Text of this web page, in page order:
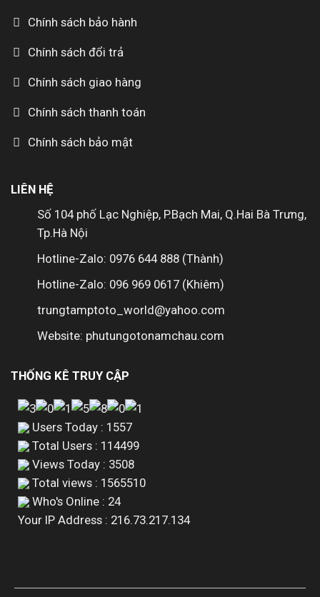
Chính sách bảo hành
Chính sách đổi trả
Chính sách giao hàng
Chính sách thanh toán
Chính sách bảo mật
LIÊN HỆ
Số 104 phố Lạc Nghiệp, P.Bạch Mai, Q.Hai Bà Trưng,
Tp.Hà Nội
Hotline-Zalo: 0976 644 888 (Thành)
Hotline-Zalo: 096 969 0617 (Khiêm)
trungtamptoto_world@yahoo.com
Website: phutungotonamchau.com
THỐNG KÊ TRUY CẬP
Users Today : 1557
Total Users : 114499
Views Today : 3508
Total views : 1565510
Who's Online : 24
Your IP Address : 216.73.217.134